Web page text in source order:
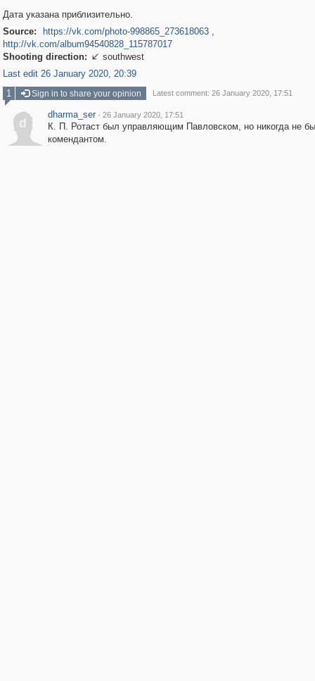
Дата указана приблизительно.
Source:
https://vk.com/photo-998865_273618063,
http://vk.com/album94540828_115787017
Shooting direction:  southwest
Last edit 26 January 2020, 20:39
1
Sign in to share your opinion Latest comment: 26 January 2020, 17:51
d
dharma_ser · 26 January 2020, 17:51
К. П. Ротаст был управляющим Павловском, но никогда не
комендантом.